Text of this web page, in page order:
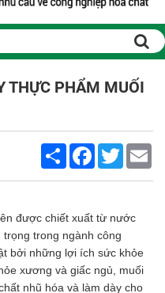
THỰC PHẨM MUỐI
Share FacebookTwitter
được chiết xuất từ nước
trong ngành công
bởi những lợi ích sức khỏe
xương và giấc ngủ, muối
nhũ hóa và làm dày cho